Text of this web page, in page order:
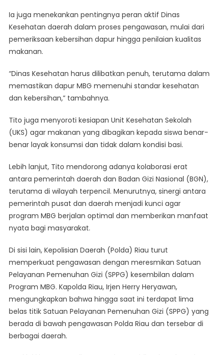
Ia juga menekankan pentingnya peran aktif Dinas
Kesehatan daerah dalam proses pengawasan, mulai dari
pemeriksaan kebersihan dapur hingga penilaian kualitas
makanan.
“Dinas Kesehatan harus dilibatkan penuh, terutama dalam
memastikan dapur MBG memenuhi standar kesehatan
dan kebersihan,” tambahnya.
Tito juga menyoroti kesiapan Unit Kesehatan Sekolah
(UKS) agar makanan yang dibagikan kepada siswa benar-
benar layak konsumsi dan tidak dalam kondisi basi.
Lebih lanjut, Tito mendorong adanya kolaborasi erat
antara pemerintah daerah dan Badan Gizi Nasional (BGN),
terutama di wilayah terpencil. Menurutnya, sinergi antara
pemerintah pusat dan daerah menjadi kunci agar
program MBG berjalan optimal dan memberikan manfaat
nyata bagi masyarakat.
Di sisi lain, Kepolisian Daerah (Polda) Riau turut
memperkuat pengawasan dengan meresmikan Satuan
Pelayanan Pemenuhan Gizi (SPPG) kesembilan dalam
Program MBG. Kapolda Riau, Irjen Herry Heryawan,
mengungkapkan bahwa hingga saat ini terdapat lima
belas titik Satuan Pelayanan Pemenuhan Gizi (SPPG) yang
berada di bawah pengawasan Polda Riau dan tersebar di
berbagai daerah.